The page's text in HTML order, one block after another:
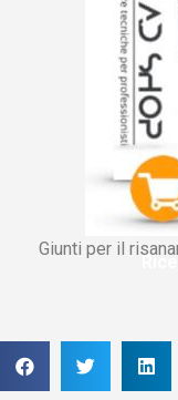
Giunti per il